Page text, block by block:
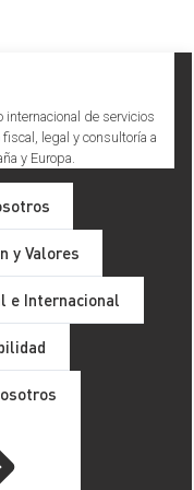
internacional de servicios
legal y consultoría a
y Europa.
y Valores
e Internacional
de hecho con
medidas